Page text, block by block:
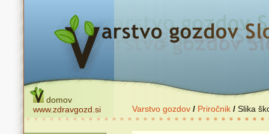
domov
www.zdravgozd.si
Varstvo gozdov / Priročnik / Slika